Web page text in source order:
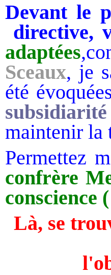
Devant le
directive,
adaptées
Sceaux, je
été
subsidiarité
maintenir la
Permettez
confrère
conscience
Là, se